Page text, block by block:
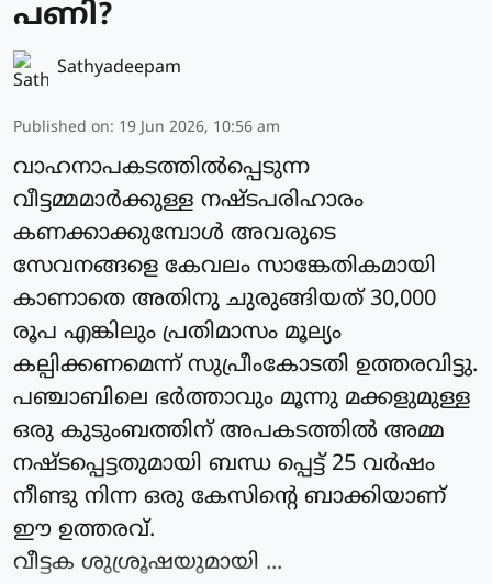
പണി?
Sathyadeepam
Published on: 19 Jun 2026, 10:56 am
വാഹനാപകടത്തിൽപ്പെടുന്ന
വീട്ടമ്മമാർക്കുള്ള നഷ്ടപരിഹാരം
കണക്കാക്കുമ്പോൾ അവരുടെ
സേവനങ്ങളെ കേവലം സാങ്കേതികമായി
കാണാതെ അതിനു ചുരുങ്ങിയത് 30,000
രൂപ എങ്കിലും പ്രതിമാസം മൂല്യം
കല്പിക്കണമെന്ന് സുപ്രീംകോടതി ഉത്തരവിട്ടു.
പഞ്ചാബിലെ ഭർത്താവും മൂന്നു മക്കളുമുള്ള
ഒരു കുടുംബത്തിന് അപകടത്തിൽ അമ്മ
നഷ്ടപ്പെട്ടതുമായി ബന്ധ പ്പെട്ട് 25 വർഷം
നീണ്ടു നിന്ന ഒരു കേസിന്റെ ബാക്കിയാണ്
ഈ ഉത്തരവ്.
വീട്ടക ശുശ്രൂഷയുമായി ...